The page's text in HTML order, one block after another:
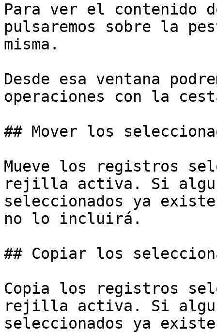
Para ver el contenido
pulsaremos sobre la
misma.
Desde esa ventana
operaciones con la
## Mover los
Mueve los registros
rejilla activa. Si
seleccionados ya
no lo incluirá.
## Copiar los
Copia los registros
rejilla activa. Si
seleccionados ya